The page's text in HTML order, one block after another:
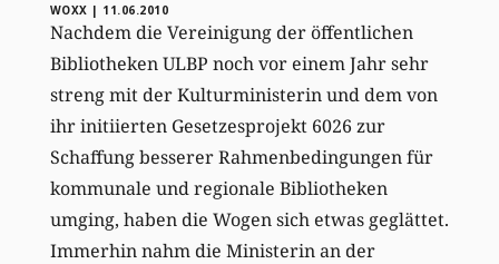
WOXX | 11.06.2010
Nachdem die Vereinigung der öffentlichen
Bibliotheken ULBP noch vor einem Jahr sehr
streng mit der Kulturministerin und dem von
ihr initiierten Gesetzesprojekt 6026 zur
Schaffung besserer Rahmenbedingungen für
kommunale und regionale Bibliotheken
umging, haben die Wogen sich etwas geglättet.
Immerhin nahm die Ministerin an der